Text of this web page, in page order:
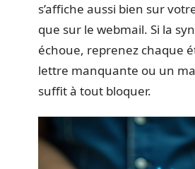
s’affiche aussi bien sur
que sur le webmail. Si la
échoue, reprenez chaque
lettre manquante ou un
suffit à tout bloquer.